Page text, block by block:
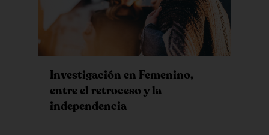
Investigación en Femenino,
entre el retroceso y la
independencia